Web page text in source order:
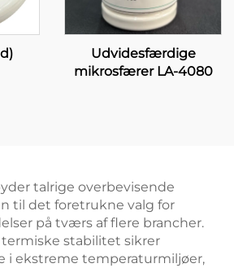
Udvidesfærdige
mikrosfærer LA-4080
talrige overbevisende
til det foretrukne valg for
på tværs af flere brancher.
stabilitet sikrer
i ekstreme temperaturmiljøer,